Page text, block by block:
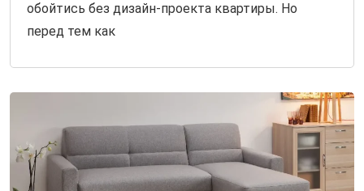
обойтись без дизайн-проекта квартиры. Но
перед тем как